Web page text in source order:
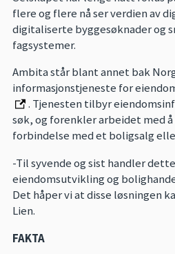
flere og flere nå ser verdien av
digitaliserte byggesøknader og
fagsystemer.
Ambita står blant annet bak
informasjonstjeneste for
. Tjenesten tilbyr
søk, og forenkler arbeidet med
forbindelse med et boligsalg
-Til syvende og sist handler
eiendomsutvikling og
Det håper vi at disse løsningen
Lien.
FAKTA